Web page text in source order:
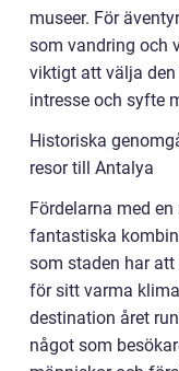
museer. För
som vandring och
viktigt att välja den
intresse och syfte
Historiska
resor till Antalya
Fördelarna med
fantastiska
som staden har
för sitt varma
destination året
något som